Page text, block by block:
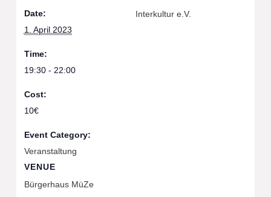
Date:
1. April 2023
Time:
19:30 - 22:00
Cost:
10€
Event Category:
Veranstaltung
VENUE
Bürgerhaus MüZe
Interkultur e.V.